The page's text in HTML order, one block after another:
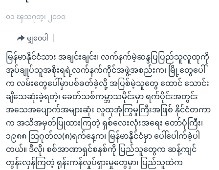
သို့
ရန်
ပင်မ
အ
ညွန်း
စာမျက်နှာ
သို့
ကျော်
ကြည့်
ရန်
တရုတ်
အစ္စရေး-ပါလက်စတိုင်း
ရပ်ဝန်းတခု လမ်းတခု အလွန်
အင်္ဂလိပ်စာလေ့လာမယ်
အမေရိကန်သုံးအီဒီယံ
မကြေးမုံရဲ့ အင်္ဂလိပ်စာ
ရုပ်ရှင်ထဲက အင်္ဂလိပ်စာ
သုတပဒေသာ အင်္ဂလိပ်စာ
အပတ်စဉ်ကဏ္ဍများ
ရေဒီယို
တီဗွီ
ရေဒီယိုနှင့်ရုပ်သံ အချက်အလက်များ
ရေဒီယို/တီဗွီအစီအစဉ်
Learning English
ဗွီအိုအေ လူမှုကွန်ယက်များ
၀၁ ၾသဂုတ္၊ ၂၀၁၀
မျှဝေပါ
မြန်မာနိုင်ငံသား အချင်းချင်း၊ လက်နက်မဲ့ဆန္ဒပြပြည်သူလူထုကို
အုပ်ချုပ်သူအစိုးရရဲ့လက်နက်ကိုင်အဖွဲ့အစည်းက၊ မြို့တွေပေါ်
က လမ်းတွေပေါ်မှာပစ်ခတ်ခဲ့လို့ အပြစ်မဲ့သူတွေ ထောင် သောင်း
ချီသေဆုံးခဲ့ရတဲ့၊ ခေတ်သစ်ကမ္ဘာသမိုင်းမှာ ရက်ပိုင်းအတွင်း
အသေအပျောက်အများဆုံး လူထုအုံကြွမှုကြီးအဖြစ် နိုင်ငံတကာ
က အသိအမှတ်ပြုထားကြတဲ့ ရှစ်လေးလုံးအရေး တော်ပုံကြီး၊
၁၉၈၈ သြဂုတ်လ(၈)ရက်နေ့က၊ မြန်မာနိုင်ငံမှာ ပေါ်ပေါက်ခဲ့ပါ
တယ်။ ဒီလို၊ စစ်အာဏာရှင်စနစ်ကို ပြည်သူတွေက ဆန့်ကျင်
တွန်းလှန်ကြတဲ့ ရုန်းကန်လှုပ်ရှားမှုတွေမှာ၊ ပြည်သူထဲက